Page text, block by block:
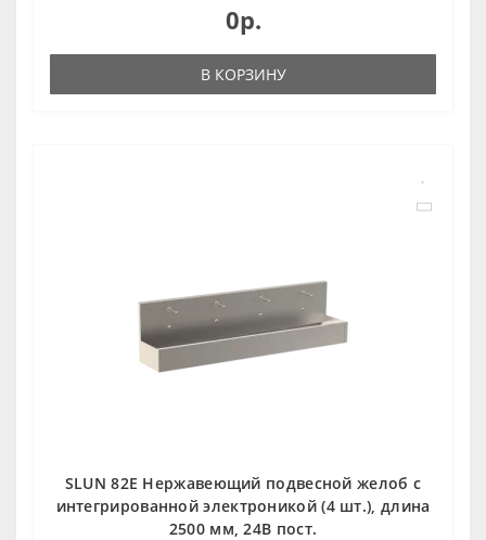
0р.
В КОРЗИНУ
SLUN 82E Нержавеющий подвесной желоб с
интегрированной электроникой (4 шт.), длина
2500 мм, 24В пост.